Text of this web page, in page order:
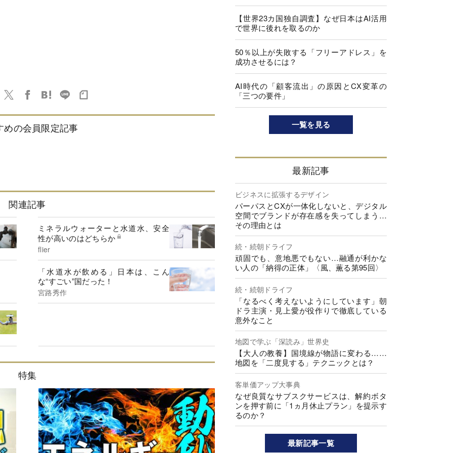
めの会員限定記事
関連記事
ミネラルウォーターと水道水、安全
性が高いのはどちらか
flier
「水道水が飲める」日本は、こん
な“すごい”国だった！
宮路秀作
特集
【世界23カ国独自調査】なぜ日本はAI活用
で世界に後れを取るのか
50％以上が失敗する「フリーアドレス」を
成功させるには？
AI時代の「顧客流出」の原因とCX変革の
「三つの要件」
一覧を見る
最新記事
ビジネスに拡張するデザイン
パーパスとCXが一体化しないと、デジタル
空間でブランドが存在感を失ってしまう…
その理由とは
続・続朝ドライフ
頑固でも、意地悪でもない…融通が利かな
い人の「納得の正体」〈風、薫る第95回〉
続・続朝ドライフ
「なるべく考えないようにしています」朝
ドラ主演・見上愛が役作りで徹底している
意外なこと
地図で学ぶ「深読み」世界史
【大人の教養】国境線が物語に変わる……
地図を「二度見する」テクニックとは？
客単価アップ大事典
なぜ良質なサブスクサービスは、解約ボタ
ンを押す前に「1ヵ月休止プラン」を提示す
るのか？
最新記事一覧